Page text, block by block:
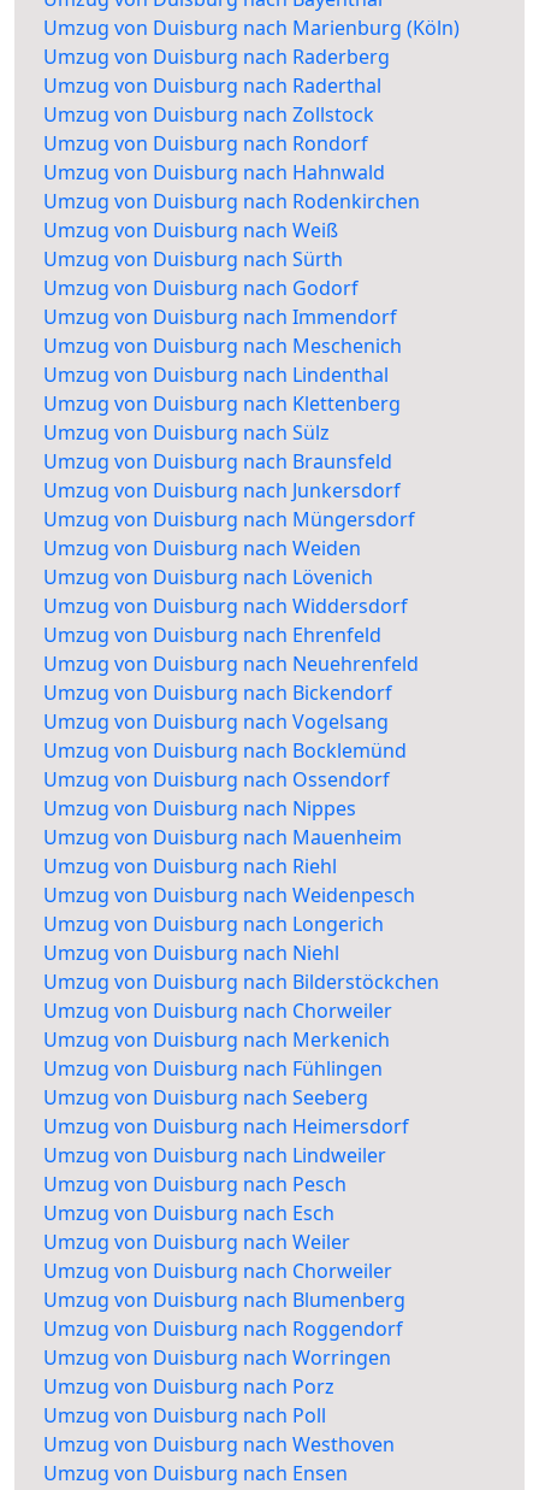
Umzug von Duisburg nach Marienburg (Köln)
Umzug von Duisburg nach Raderberg
Umzug von Duisburg nach Raderthal
Umzug von Duisburg nach Zollstock
Umzug von Duisburg nach Rondorf
Umzug von Duisburg nach Hahnwald
Umzug von Duisburg nach Rodenkirchen
Umzug von Duisburg nach Weiß
Umzug von Duisburg nach Sürth
Umzug von Duisburg nach Godorf
Umzug von Duisburg nach Immendorf
Umzug von Duisburg nach Meschenich
Umzug von Duisburg nach Lindenthal
Umzug von Duisburg nach Klettenberg
Umzug von Duisburg nach Sülz
Umzug von Duisburg nach Braunsfeld
Umzug von Duisburg nach Junkersdorf
Umzug von Duisburg nach Müngersdorf
Umzug von Duisburg nach Weiden
Umzug von Duisburg nach Lövenich
Umzug von Duisburg nach Widdersdorf
Umzug von Duisburg nach Ehrenfeld
Umzug von Duisburg nach Neuehrenfeld
Umzug von Duisburg nach Bickendorf
Umzug von Duisburg nach Vogelsang
Umzug von Duisburg nach Bocklemünd
Umzug von Duisburg nach Ossendorf
Umzug von Duisburg nach Nippes
Umzug von Duisburg nach Mauenheim
Umzug von Duisburg nach Riehl
Umzug von Duisburg nach Weidenpesch
Umzug von Duisburg nach Longerich
Umzug von Duisburg nach Niehl
Umzug von Duisburg nach Bilderstöckchen
Umzug von Duisburg nach Chorweiler
Umzug von Duisburg nach Merkenich
Umzug von Duisburg nach Fühlingen
Umzug von Duisburg nach Seeberg
Umzug von Duisburg nach Heimersdorf
Umzug von Duisburg nach Lindweiler
Umzug von Duisburg nach Pesch
Umzug von Duisburg nach Esch
Umzug von Duisburg nach Weiler
Umzug von Duisburg nach Chorweiler
Umzug von Duisburg nach Blumenberg
Umzug von Duisburg nach Roggendorf
Umzug von Duisburg nach Worringen
Umzug von Duisburg nach Porz
Umzug von Duisburg nach Poll
Umzug von Duisburg nach Westhoven
Umzug von Duisburg nach Ensen